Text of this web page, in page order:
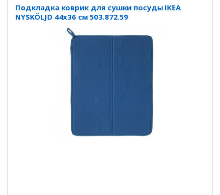
Подкладка коврик для сушки посуды IKEA
NYSKÖLJD 44x36 см 503.872.59